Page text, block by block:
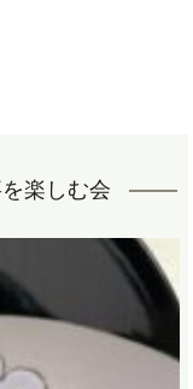
楽しむ会